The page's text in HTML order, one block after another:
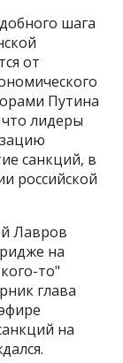
шага
от
Путина
лидеры
санкций, в
российской
Лавров
на
то"
глава
на